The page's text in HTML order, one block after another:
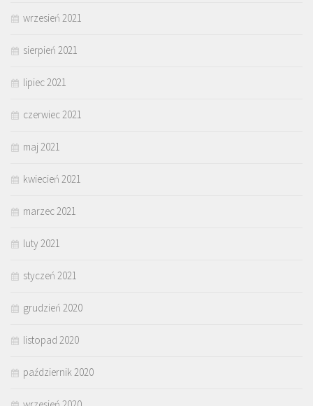
wrzesień 2021
sierpień 2021
lipiec 2021
czerwiec 2021
maj 2021
kwiecień 2021
marzec 2021
luty 2021
styczeń 2021
grudzień 2020
listopad 2020
październik 2020